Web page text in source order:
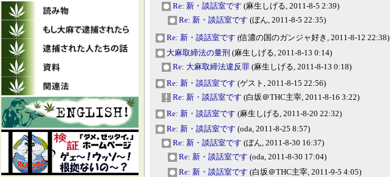
Re: 新・談話室です (麻生しげる, 2011-8-5 2:39)
Re: 新・談話室です (ぼん, 2011-8-5 22:35)
Re: 新・談話室です (信濃の国のガンジャ好き, 2011-8-12 22:38)
大麻取締法の量刑 (麻生しげる, 2011-8-13 0:14)
Re: 大麻取締法違反罪 (麻生しげる, 2011-8-13 0:18)
Re: 新・談話室です (ゲスト, 2011-8-15 22:56)
Re: 新・談話室です (白坂＠THC主宰, 2011-8-16 3:22)
Re: 新・談話室です (麻生しげる, 2011-8-20 22:32)
Re: 新・談話室です (oda, 2011-8-25 8:57)
Re: 新・談話室です (ぼん, 2011-8-30 16:37)
Re: 新・談話室です (oda, 2011-8-30 17:04)
Re: 新・談話室です (白坂＠THC主宰, 2011-9-5 4:05)